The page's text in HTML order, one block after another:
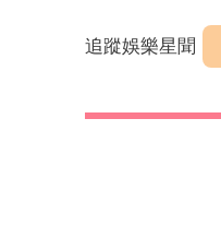
追蹤娛樂星聞